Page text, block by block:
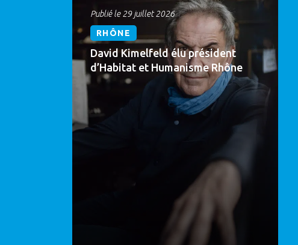
Publié le 29 juillet 2026
RHÔNE
David Kimelfeld élu président
d’Habitat et Humanisme Rhône